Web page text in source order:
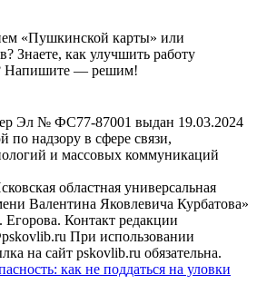
«Пушкинской карты» или
Знаете, как улучшить работу
Напишите — решим!
Эл № ФС77-87001 выдан 19.03.2024
по надзору в сфере связи,
и массовых коммуникаций
областная универсальная
Валентина Яковлевича Курбатова»
Контакт редакции
При использовании
на сайт pskovlib.ru обязательна.
как не поддаться на уловки